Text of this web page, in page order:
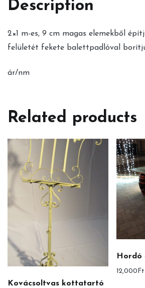
Description
2×1 m-es, 9 cm magas elemekből
felületét fekete balettpadlóval
ár/nm
Related products
Kovácsoltvas kottatartó
Hordó
12,000 Ft